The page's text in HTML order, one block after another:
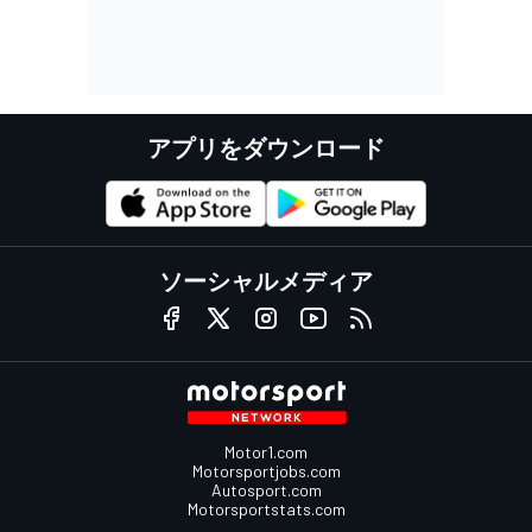
アプリをダウンロード
ソーシャルメディア
Motor1.com
Motorsportjobs.com
Autosport.com
Motorsportstats.com